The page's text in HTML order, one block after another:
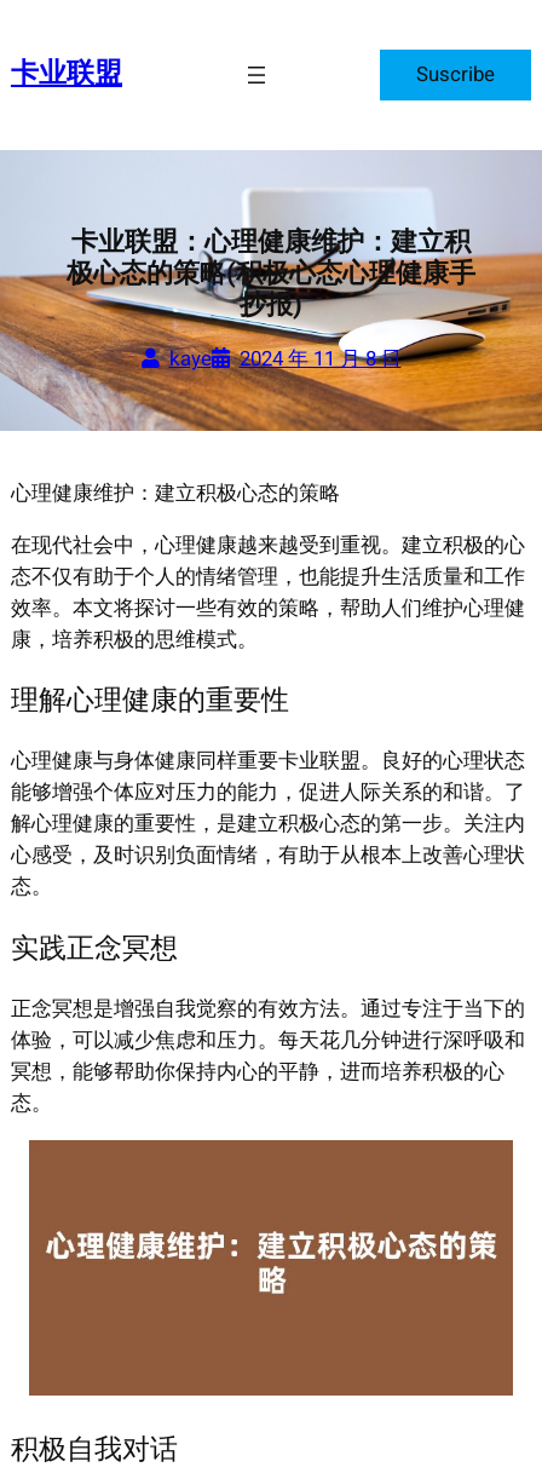
内卡业联盟 Suscribe
卡业联盟：心理健康维护：建立积
极心态的策略(积极心态心理健康手
抄报)
kaye 2024 年 11 月 8 日
心理健康维护：建立积极心态的策略
在现代社会中，心理健康越来越受到重视。建立积极的心
态不仅有助于个人的情绪管理，也能提升生活质量和工作
效率。本文将探讨一些有效的策略，帮助人们维护心理健
康，培养积极的思维模式。
理解心理健康的重要性
心理健康与身体健康同样重要卡业联盟。良好的心理状态
能够增强个体应对压力的能力，促进人际关系的和谐。了
解心理健康的重要性，是建立积极心态的第一步。关注内
心感受，及时识别负面情绪，有助于从根本上改善心理状
态。
实践正念冥想
正念冥想是增强自我觉察的有效方法。通过专注于当下的
体验，可以减少焦虑和压力。每天花几分钟进行深呼吸和
冥想，能够帮助你保持内心的平静，进而培养积极的心
态。
积极自我对话